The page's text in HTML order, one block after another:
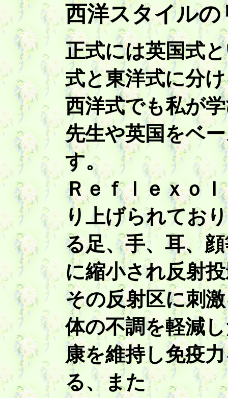
西洋スタイル
正式には英国式
式と東洋式に分
西洋式でも私が
先生や英国をベ
す。
Ｒｅｆｌｅｘｏ
り上げられてお
る足、手、耳、
に縮小され反射
その反射区に刺
体の不調を軽減
康を維持し免疫
る、また